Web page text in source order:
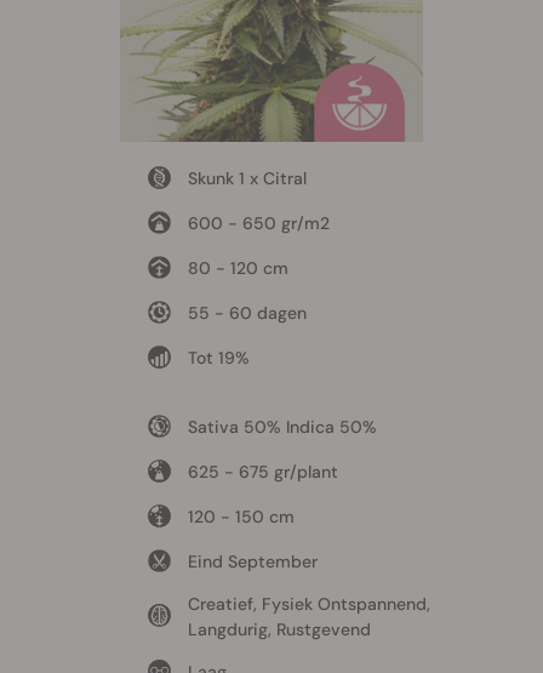
Skunk 1 x Citral
600 - 650 gr/m2
80 - 120 cm
55 - 60 dagen
Tot 19%
Sativa 50% Indica 50%
625 - 675 gr/plant
120 - 150 cm
Eind September
Creatief, Fysiek Ontspannend,
Langdurig, Rustgevend